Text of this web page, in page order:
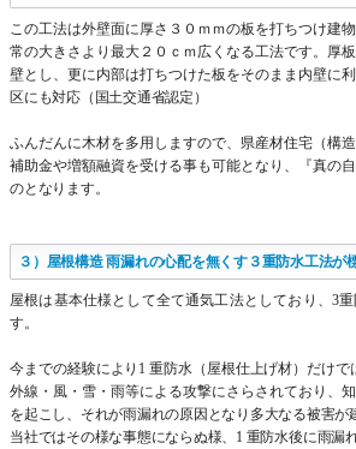
この工法は外壁面に厚さ３０ｍｍの板を打ちつけ建
常の大きさより最大２０ｃｍ広くなる工法です。厚
壁とし、更に内部は打ちつけた板をそのまま内壁に
区にも対応（国土交通省認定）
ふんだんに木材を多用しますので、県産材住宅（構
補助金や増額融資を受ける事も可能となり、『真の
のとなります。
３）屋根構造 雨漏れの心配を無くす３重防水工法が
屋根は基本仕様として全て通気工法としており、3
す。
今までの経験により1 重防水（屋根仕上げ材）だけ
外線・風・雪・雨等による攻撃にさらされており、
を起こし、それが雨漏れの原因となり多大なる被害が
当社ではその様な事態にならぬ様、1 重防水後に雨漏